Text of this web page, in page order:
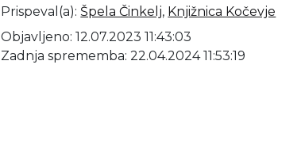
Prispeval(a): Špela Činkelj, Knjižnica Kočevje
Objavljeno: 12.07.2023 11:43:03
Zadnja sprememba: 22.04.2024 11:53:19